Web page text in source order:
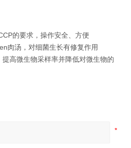
的要求，操作安全、方便
肉汤，对细菌生长有修复作用
高微生物采样率并降低对微生物的